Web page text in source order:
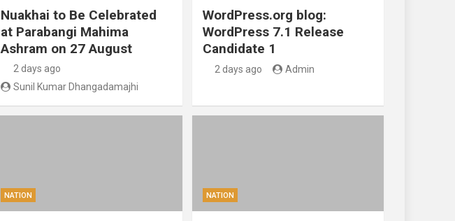
Nuakhai to Be Celebrated
at Parabangi Mahima
Ashram on 27 August
2 days ago
Sunil Kumar Dhangadamajhi
WordPress.org blog:
WordPress 7.1 Release
Candidate 1
2 days ago Admin
NATION NATION